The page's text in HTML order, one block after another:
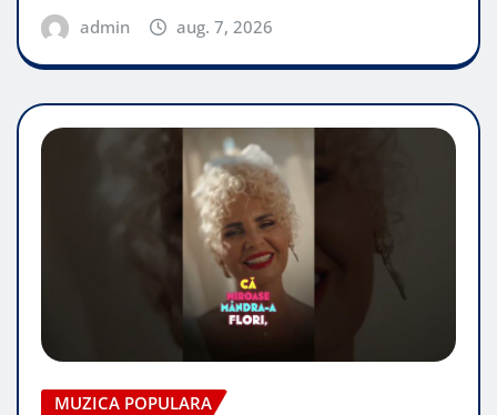
admin aug. 7, 2026
MUZICA POPULARA